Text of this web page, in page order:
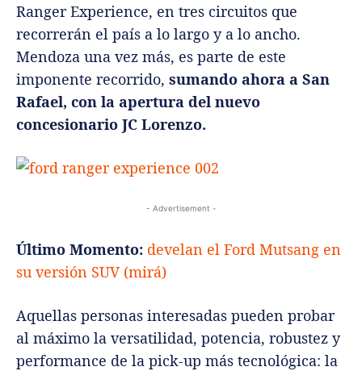
Ranger Experience, en tres circuitos que
recorrerán el país a lo largo y a lo ancho.
Mendoza una vez más, es parte de este
imponente recorrido, sumando ahora a San
Rafael, con la apertura del nuevo
concesionario JC Lorenzo.
- Advertisement -
Último Momento: develan el Ford Mutsang en
su versión SUV (mirá)
Aquellas personas interesadas pueden probar
al máximo la versatilidad, potencia, robustez y
performance de la pick-up más tecnológica: la